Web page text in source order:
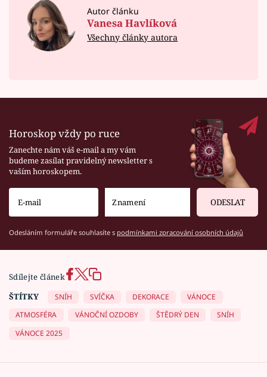
Autor článku
Vanesa Havlíková
Všechny články autora
Horoskop vždy po ruce
Zanechte nám váš e-mail a my vám
budeme zasílat pravidelný newsletter s
vaším horoskopem.
ODESLAT
Odesláním formuláře souhlasíte s podmínkami zpracování osobních údajů
Sdílejte článek
ŠTÍTKY
SNÍH SVÍČKA DEKORACE
VÁNOCE
ATMOSFÉRA
VÁNOČNÍ OZDOBY ŠTĚDRÝ DEN
SNÍH
VÁNOCE 2025